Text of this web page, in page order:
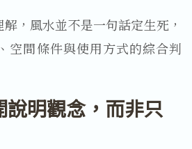
，風水並不是一句話定生死，
空間條件與使用方式的綜合判
說明觀念，而非只